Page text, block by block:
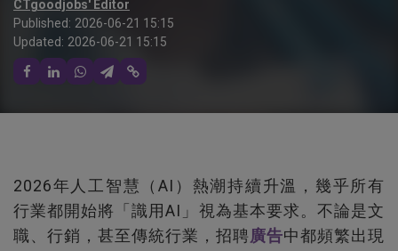
CTgoodjobs' Editor
Published: 2026-06-21 15:15
Updated: 2026-06-21 15:15
2026年人工智慧（AI）熱潮持續升溫，幾乎所有
行業都開始將「識用AI」視為基本要求。不論是文
職、行銷，甚至傳統行業，招聘廣告中都頻繁出現